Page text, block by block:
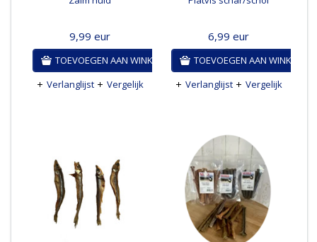
9,99 eur
TOEVOEGEN AAN WINKELWAGEN
Verlanglijst
Vergelijk
6,99 eur
TOEVOEGEN AAN
Verlanglijst
Vergelijk